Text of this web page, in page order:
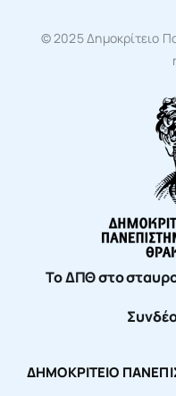
Το ΔΠΘ στο
ΔΗΜΟΚΡΙΤΕΙΟ
© 2025 Δημοκρίτειο